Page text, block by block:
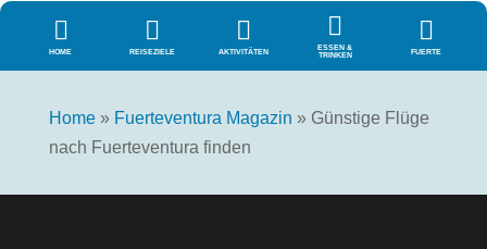

HOME

REISEZIELE

AKTIVITÄTEN

ESSEN &
TRINKEN

FUERTE
Home» Fuerteventura Magazin » Günstige Flüge
nach Fuerteventura finden